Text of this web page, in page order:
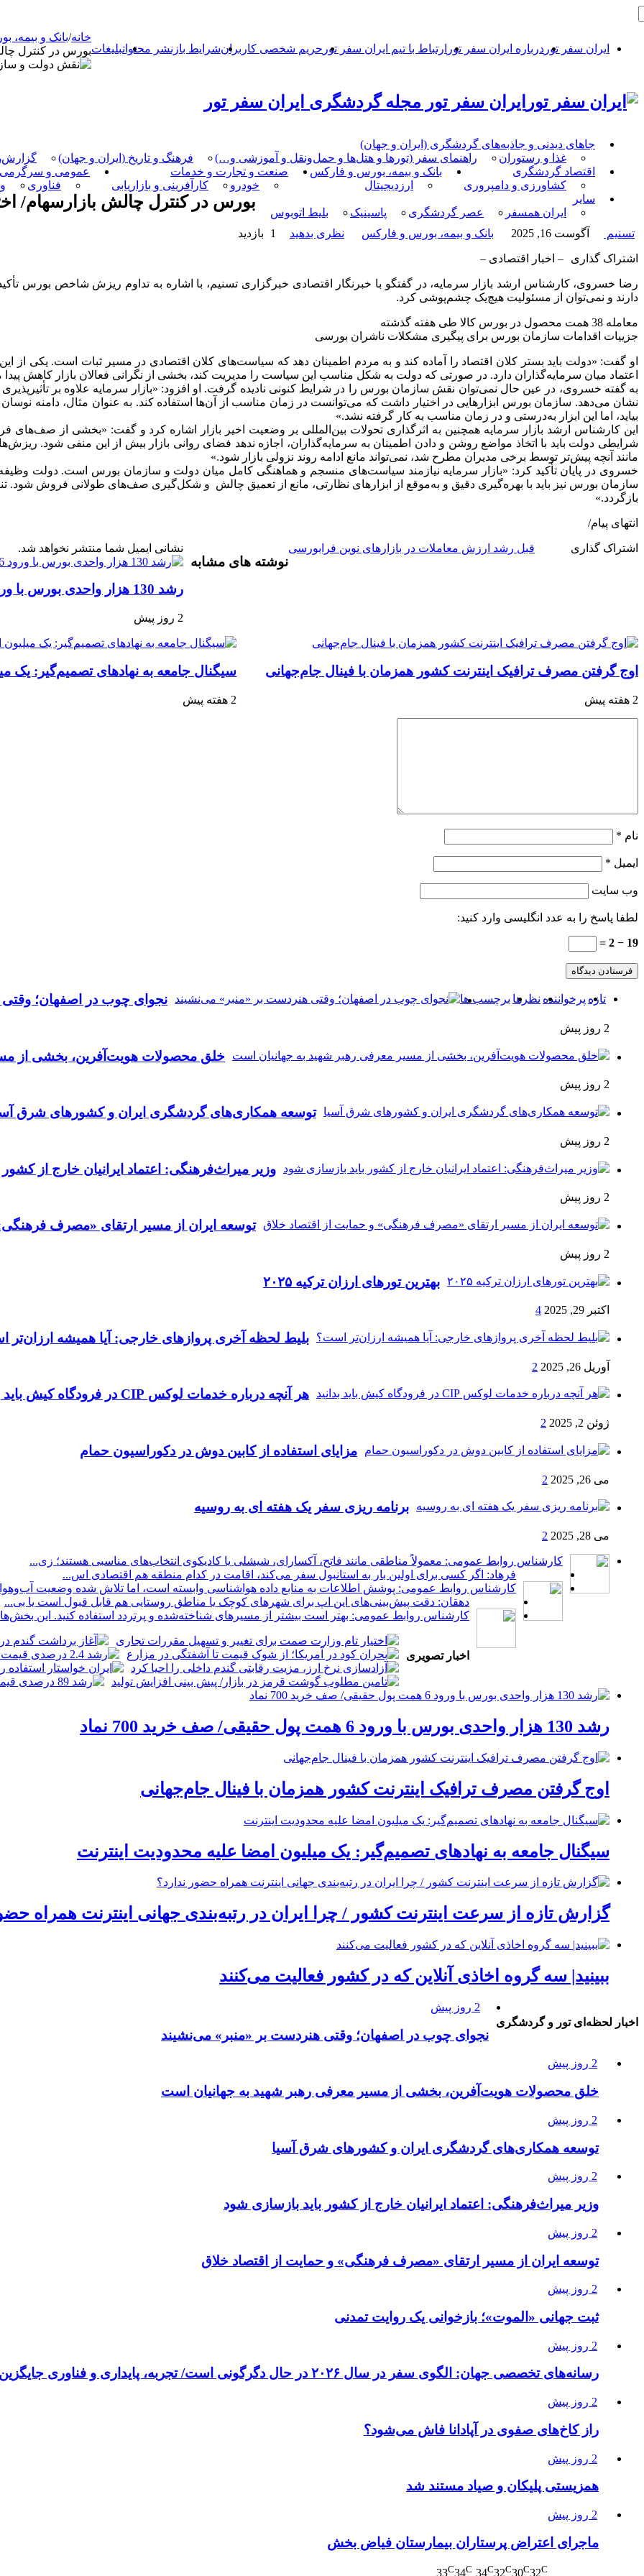
ایران سفر تور درباره ایران سفر تور ارتباط با تیم ایران سفر تور حریم شخصی کاربرانشرایط بازنشر محتوا تبلیغات
ایران سفر تور مجله گردشگری ایران سفر تور
جاهای دیدنی و جاذبه‌های گردشگری (ایران و جهان)
غذا و رستوران
راهنمای سفر (تورها و هتل‌ها و حمل‌و‌نقل و آموزشی و…) فرهنگ و تاریخ (ایران و جهان)
اقتصاد گردشگری
کشاورزی و دامپروری
بانک و بیمه، بورس و فارکس
ارزدیجیتال
صنعت و تجارت و خدمات
خودرو
کارآفرینی و بازاریابی
عمومی و سرگرمی
فناوری
سایر
ایران همسفر
عصر گردشگری پاسینیک بلیط اتوبوس
خانه/بانک و
بورس در کنترل
بورس در کنترل چالش بازارسهام/
تسنیم آگوست 16, 2025 بانک و بیمه، بورس و فارکس نظری بدهید 1 بازدید
اشتراک گذاری – اخبار اقتصادی –
رضا خسروی، کارشناس ارشد بازار سرمایه، در گفتگو با خبرنگار اقتصادی خبرگزاری تسنیم، با اشاره به تداوم ریزش شاخص
دارند و نمی‌توان از مسئولیت هیچ‌یک چشم‌پوشی کرد.
معامله 38 همت محصول در بورس کالا طی هفته گذشته
جزییات اقدامات سازمان بورس برای پیگیری مشکلات ناشران بورسی
او گفت: «دولت باید بستر کلان اقتصاد را آماده کند و به مردم اطمینان دهد که سیاست‌های کلان اقتصادی در مسیر ثبات است. یکی
اعتماد میان سرمایه‌گذاران دارد. در صورتی که دولت به شکل مناسب این سیاست را مدیریت کند، بخشی از نگرانی فعالان بازار کاهش پیدا
به گفته خسروی، در عین حال نمی‌توان نقش سازمان بورس را در شرایط کنونی نادیده گرفت. او افزود: «بازار سرمایه علاوه بر
نشان می‌دهد. سازمان بورس ابزارهایی در اختیار داشت که می‌توانست در زمان مناسب از آن‌ها استفاده کند. به عنوان مثال، دامنه
بیاید، اما این ابزار به‌درستی و در زمان مناسب به کار گرفته نشد.»
این کارشناس ارشد بازار سرمایه همچنین به اثرگذاری تحولات بین‌المللی بر وضعیت اخیر بازار اشاره کرد و گفت: «بخشی از
شرایطی دولت باید با اتخاذ مواضع روشن و دادن اطمینان به سرمایه‌گذاران، اجازه ندهد فضای روانی بازار بیش از این منفی شود.
مانند آنچه پیش‌تر توسط برخی مدیران مطرح شد، نمی‌تواند مانع ادامه روند نزولی بازار شود.»
خسروی در پایان تأکید کرد: «بازار سرمایه نیازمند سیاست‌های منسجم و هماهنگی کامل میان دولت و سازمان بورس است. دولت
سازمان بورس نیز باید با بهره‌گیری دقیق و به‌موقع از ابزارهای نظارتی، مانع از تعمیق چالش و شکل‌گیری صف‌های طولانی فروش شود.
بازگردد.»
انتهای پیام/
اشتراک گذاری قبل رشد ارزش معاملات در بازارهای نوین فرابورسی
نوشته های مشابه
رشد 130 هزار واحدی بورس با ورود 6 همت پول حقیقی/ صف خرید 700 نماد
2 روز پیش
اوج گرفتن مصرف ترافیک اینترنت کشور همزمان با فینال جام‌جهانی
2 هفته پیش
سیگنال جامعه به نهادهای تصمیم‌گیر: یک
2 هفته پیش
نشانی ایمیل شما منتشر نخواهد شد.
نام *
ایمیل *
وب‌ سایت
لطفا پاسخ را به عدد انگلیسی وارد کنید:
19 − 2 =
تازه پرخواننده نظرها برچسب ها نجوای چوب در اصفهان؛
2 روز پیش
خلق محصولات هویت‌آفرین، بخشی از
2 روز پیش
توسعه همکاری‌های گردشگری ایران و کشورهای شرق
2 روز پیش
وزیر میراث‌فرهنگی: اعتماد ایرانیان خارج از
2 روز پیش
توسعه ایران از مسیر ارتقای «مصرف
2 روز پیش
بهترین تورهای ارزان ترکیه ۲۰۲۵
اکتبر 29, 2025 4
بلیط لحظه آخری پروازهای خارجی: آیا همیشه ارزان‌تر
آوریل 26, 2025 2
هر آنچه درباره خدمات لوکس CIP در فرودگاه‌ کیش باید بدانید
ژوئن 2, 2025 2
مزایای استفاده از کابین دوش در دکوراسیون حمام
می 26, 2025 2
برنامه ریزی سفر یک هفته ای به روسیه
می 28, 2025 2
کارشناس روابط عمومی: معمولاً مناطقی مانند فاتح، آکسارای، شیشلی یا کادیکوی انتخاب‌های مناسبی هستند؛ زی...
فرهاد: اگر کسی برای اولین بار به استانبول سفر می‌کند، اقامت در کدام منطقه هم اقتصادی اس...
کارشناس روابط عمومی: پوشش اطلاعات به منابع داده هواشناسی وابسته است، اما تلاش شده وضعیت آب‌وهوا
دهقان: دقت پیش‌بینی‌های این اپ برای شهرهای کوچک یا مناطق روستایی هم قابل قبول است یا بی...
کارشناس روابط عمومی: بهتر است بیشتر از مسیرهای شناخته‌شده و پرتردد استفاده کنید. این بخش‌ها
اخبار تصویری
رشد 130 هزار واحدی بورس با ورود 6 همت پول حقیقی/ صف خرید 700 نماد
اوج گرفتن مصرف ترافیک اینترنت کشور همزمان با فینال جام‌جهانی
سیگنال جامعه به نهادهای تصمیم‌گیر: یک میلیون امضا علیه محدودیت اینترنت
گزارش تازه از سرعت اینترنت کشور / چرا ایران در رتبه‌بندی جهانی اینترنت همراه
ببینید| سه گروه اخاذی آنلاین که در کشور فعالیت می‌کنند
اخبار لحظه‌ای تور و گردشگری
2 روز پیش
نجوای چوب در اصفهان؛ وقتی هنردست بر «منبر» می‌نشیند
2 روز پیش
خلق محصولات هویت‌آفرین، بخشی از مسیر معرفی رهبر شهید به جهانیان است
2 روز پیش
توسعه همکاری‌های گردشگری ایران و کشورهای شرق آسیا
2 روز پیش
وزیر میراث‌فرهنگی: اعتماد ایرانیان خارج از کشور باید بازسازی شود
2 روز پیش
توسعه ایران از مسیر ارتقای «مصرف فرهنگی» و حمایت از اقتصاد خلاق
2 روز پیش
ثبت جهانی «الموت»؛ بازخوانی یک روایت تمدنی
2 روز پیش
رسانه‌های تخصصی جهان: الگوی سفر در سال ۲۰۲۶ در حال دگرگونی است/ تجربه، پایداری و فناوری جایگزین سفرهای سنتی می‌شوند
2 روز پیش
راز کاخ‌های صفوی در آپادانا فاش می‌شود؟
2 روز پیش
همزیستی پلیکان و صیاد مستند شد
2 روز پیش
ماجرای اعتراض پرستاران بیمارستان فیاض بخش
32C
30C
32C
34C
34C
33C